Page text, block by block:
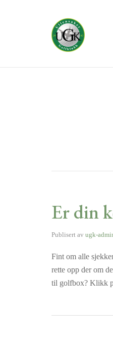
Er din
Publisert av ugk-
Fint om alle
rette opp der om
til golfbox? Klikk